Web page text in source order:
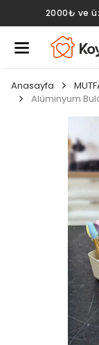
2000₺ ve
Anasayfa
Alüminyum